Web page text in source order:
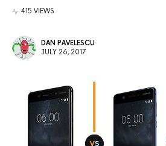
415 VIEWS
DAN PAVELESCU
JULY 26, 2017